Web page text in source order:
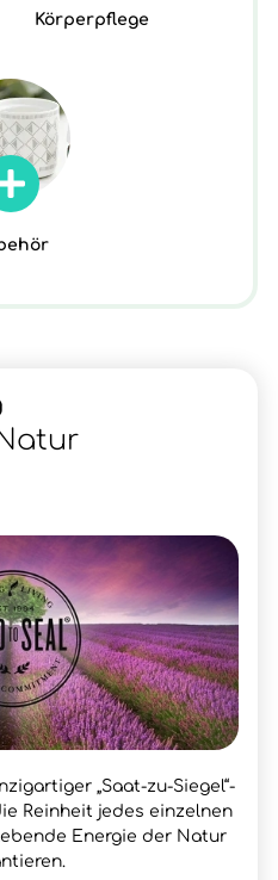
Körperpflege
„Saat-zu-Siegel“-
Reinheit jedes einzelnen
Energie der Natur